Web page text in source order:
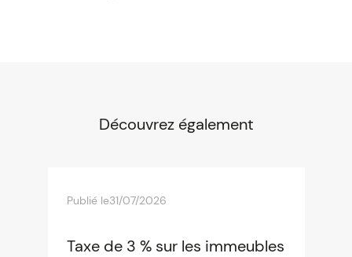
Découvrez également
Publié le31/07/2026
Taxe de 3 % sur les immeubles